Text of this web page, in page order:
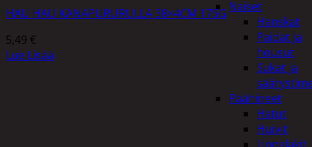
Naiset
Hanskat
Paidat ja
housut
Sukat ja
Päähineet
Hatut
Huivit
HAU HAU KANAPURURULLA 38×4CM 175G
5,49 €
Lue Lisää